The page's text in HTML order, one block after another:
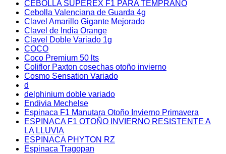
CEBOLLA SUPEREX F1 PARA TEMPRANO
Cebolla Valenciana de Guarda 4g
Clavel Amarillo Gigante Mejorado
Clavel de India Orange
Clavel Doble Variado 1g
COCO
Coco Premium 50 lts
Coliflor Paxton cosechas otoño invierno
Cosmo Sensation Variado
d
delphinium doble variado
Endivia Mechelse
Espinaca F1 Manutara Otoño Invierno Primavera
ESPINACA F1 OTOÑO INVIERNO RESISTENTE A
LA LLUVIA
ESPINACA PHYTON RZ
Espinaca Tragopan